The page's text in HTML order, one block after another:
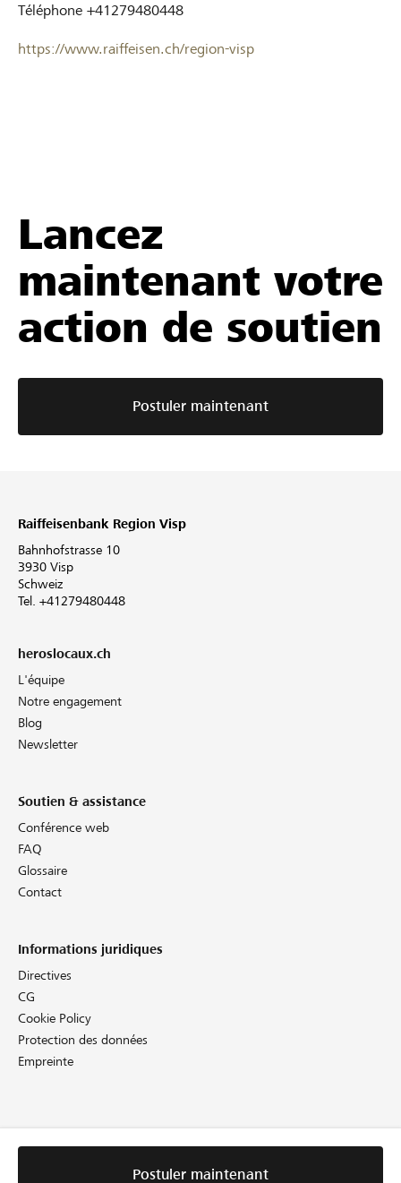
Téléphone +41279480448
https://www.raiffeisen.ch/region-visp
Lancez
maintenant votre
action de soutien
Postuler maintenant
Postuler maintenant
Raiffeisenbank Region Visp
Bahnhofstrasse 10
3930 Visp
Schweiz
Tel. +41279480448
heroslocaux.ch
L'équipe
Notre engagement
Blog
Newsletter
Soutien & assistance
Conférence web
FAQ
Glossaire
Contact
Informations juridiques
Directives
CG
Cookie Policy
Protection des données
Empreinte